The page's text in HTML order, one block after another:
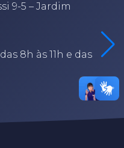
9-5 – Jardim
8h às 11h e das